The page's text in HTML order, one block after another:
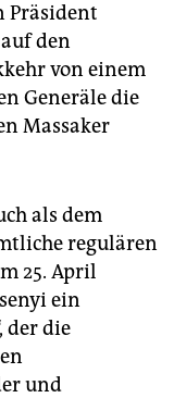
Präsident
den
von einem
Generäle die
Massaker
als dem
regulären
25. April
ein
der die
und